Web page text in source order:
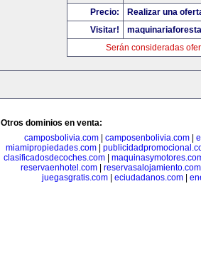
Precio:
Realizar una
Visitar!
Serán consideradas
Otros dominios en venta:
camposbolivia.com| camposenbolivia.com|
miamipropiedades.com
clasificadosdecoches.com
reservaenhotel.com| reservasalojamiento.com
juegasgratis.com
eciudadanos.com